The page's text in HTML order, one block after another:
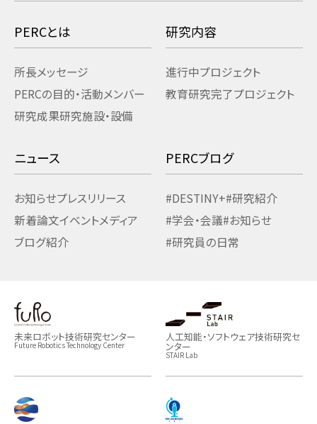
PERCとは
所長メッセージ
PERCの目的・活動メンバー
研究成果研究施設・設備
研究内容
進行中プロジェクト
教育研究完了プロジェクト
ニュース
お知らせプレスリリース
新着論文イベントメディア
ブログ紹介
PERCブログ
#DESTINY+#研究紹介
#学会・会議#お知らせ
#研究員の日常
未来ロボット技術研究センター
Future Robotics Technology Center
人工知能・ソフトウェア技術研究セ
ンター
STAIR Lab